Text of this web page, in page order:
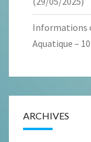
Informations
Aquatique –
ARCHIVES